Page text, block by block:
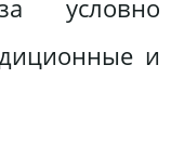
условно
и